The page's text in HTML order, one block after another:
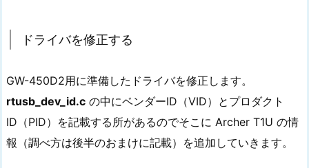
ドライバを修正する
GW-450D2用に準備したドライバを修正します。
rtusb_dev_id.c の中にベンダーID（VID）とプロダクト
ID（PID）を記載する所があるのでそこに Archer T1U の情
報（調べ方は後半のおまけに記載）を追加していきます。